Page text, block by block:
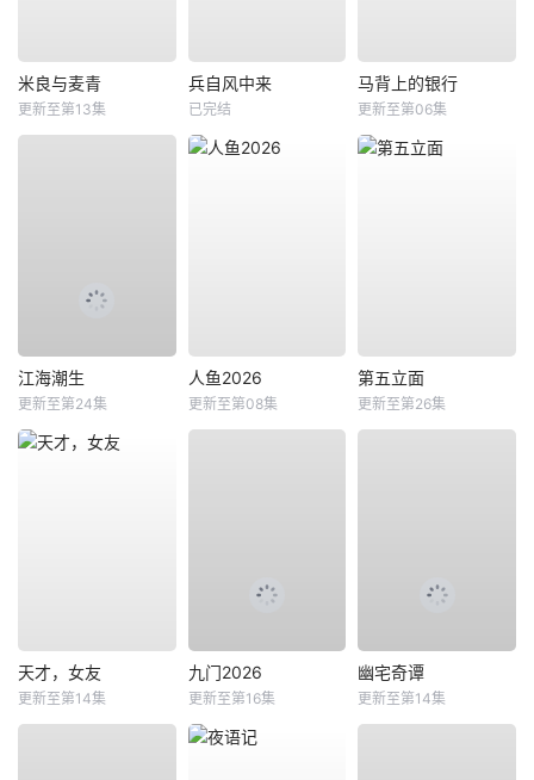
米良与麦青
更新至第13集
兵自风中来
已完结
马背上的银行
更新至第06集
江海潮生
更新至第24集
人鱼2026
更新至第08集
第五立面
更新至第26集
天才，女友
更新至第14集
九门2026
更新至第16集
幽宅奇谭
更新至第14集